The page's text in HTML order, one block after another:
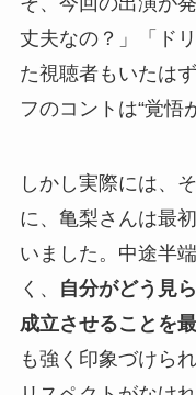
丈夫なの？」「ド
た視聴者もいたは
フのコントは“覚悟
しかし実際には、
に、亀梨さんは最
いました。中途半
く、
自分がどう見
成立させることを
も強く印象づけら